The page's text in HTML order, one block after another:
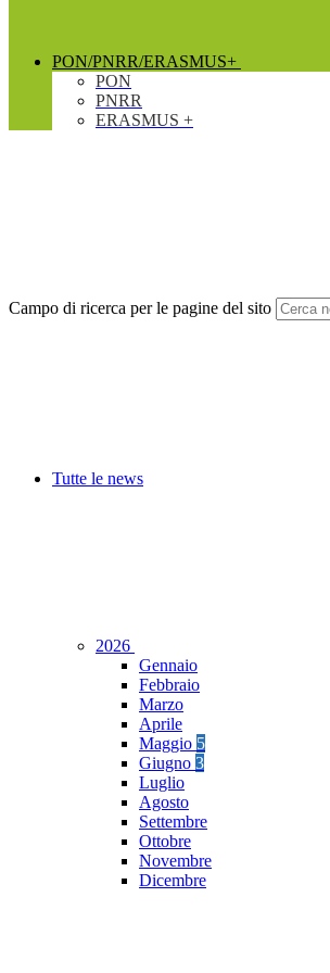
PON/PNRR/ERASMUS+
PON
PNRR
ERASMUS +
Campo di ricerca per le pagine del sito
Tutte le news
2026
Gennaio
Febbraio
Marzo
Aprile
Maggio 5
Giugno 3
Luglio
Agosto
Settembre
Ottobre
Novembre
Dicembre